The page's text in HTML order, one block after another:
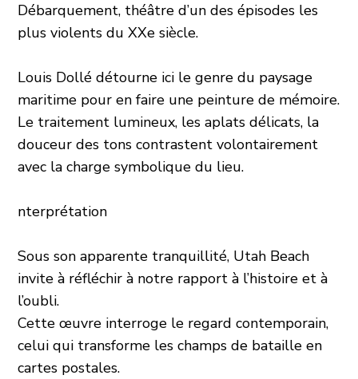
Débarquement, théâtre d’un des épisodes les
plus violents du XXe siècle.
Louis Dollé détourne ici le genre du paysage
maritime pour en faire une peinture de mémoire.
Le traitement lumineux, les aplats délicats, la
douceur des tons contrastent volontairement
avec la charge symbolique du lieu.
nterprétation
Sous son apparente tranquillité, Utah Beach
invite à réfléchir à notre rapport à l’histoire et à
l’oubli.
Cette œuvre interroge le regard contemporain,
celui qui transforme les champs de bataille en
cartes postales.